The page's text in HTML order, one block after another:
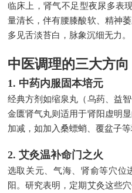
临床上，肾气不足型夜尿多表
量清长，伴有腰膝酸软、精神
多见舌淡苔白，脉象沉细无力。
中医调理的三大方向
1. 中药内服固本培元
经典方剂如缩泉丸（乌药、益
金匮肾气丸则适用于肾阳虚明
加减，如加入桑螵蛸、覆盆子等
2. 艾灸温补命门之火
选取关元、气海、肾俞等穴位
阳。研究表明，定期艾灸这些